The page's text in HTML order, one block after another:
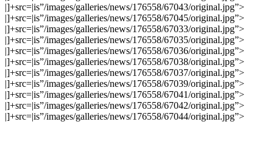
|]+src=|is”/images/galleries/news/176558/67043/original.jpg”>
|]+src=|is”/images/galleries/news/176558/67045/original.jpg”>
|]+src=|is”/images/galleries/news/176558/67033/original.jpg”>
|]+src=|is”/images/galleries/news/176558/67035/original.jpg”>
|]+src=|is”/images/galleries/news/176558/67036/original.jpg”>
|]+src=|is”/images/galleries/news/176558/67038/original.jpg”>
|]+src=|is”/images/galleries/news/176558/67037/original.jpg”>
|]+src=|is”/images/galleries/news/176558/67039/original.jpg”>
|]+src=|is”/images/galleries/news/176558/67041/original.jpg”>
|]+src=|is”/images/galleries/news/176558/67042/original.jpg”>
|]+src=|is”/images/galleries/news/176558/67044/original.jpg”>